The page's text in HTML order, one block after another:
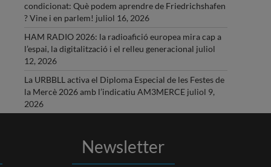
condicionat: Què podem aprendre de Friedrichshafen
? Vine i en parlem! juliol 16, 2026
HAM RADIO 2026: la radioafició europea mira cap a
l’espai, la digitalització i el relleu generacional juliol
12, 2026
La URBBLL activa el Diploma Especial de les Festes de
la Mercè 2026 amb l’indicatiu AM3MERCE juliol 9,
2026
Newsletter